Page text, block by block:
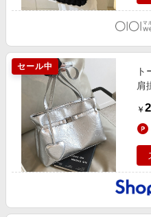
セール中
肩
￥